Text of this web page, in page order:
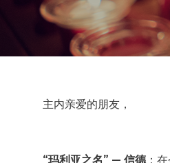
主内亲爱的朋友，
“玛利亚之名” — 信德：